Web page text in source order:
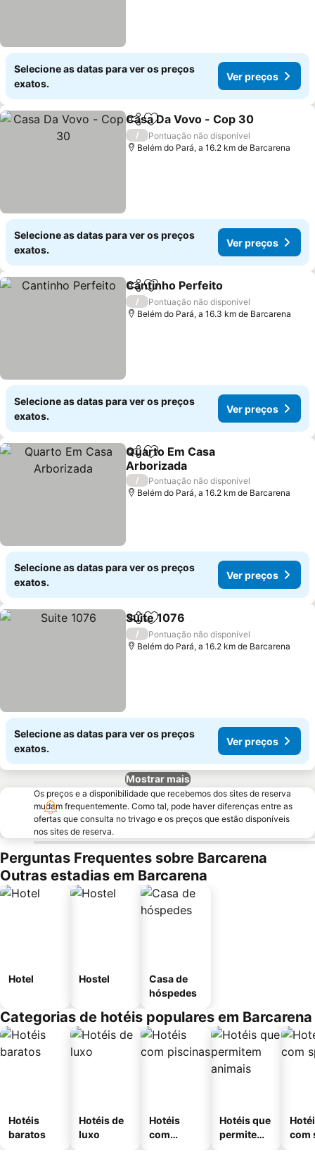
Selecione as datas para ver os preços
exatos.
Ver preços
PartilharAdicionar aos favoritos
Casa Da Vovo - Cop 30
/
Pontuação não disponível
Belém do Pará, a 16.2 km de Barcarena
Selecione as datas para ver os preços
exatos.
Ver preços
PartilharAdicionar aos favoritos
Cantinho Perfeito
/
Pontuação não disponível
Belém do Pará, a 16.3 km de Barcarena
Selecione as datas para ver os preços
exatos.
Ver preços
PartilharAdicionar aos favoritos
Quarto Em Casa
Arborizada
Ver preços
/
Pontuação não disponível
Belém do Pará, a 16.2 km de Barcarena
Selecione as datas para ver os preços
exatos.
Ver preços
PartilharAdicionar aos favoritos
Suite 1076
/
Pontuação não disponível
Belém do Pará, a 16.2 km de Barcarena
Selecione as datas para ver os preços
exatos.
Ver preços
Mostrar mais
Os preços e a disponibilidade que recebemos dos sites de reserva
mudam frequentemente. Como tal, pode haver diferenças entre as
ofertas que consulta no trivago e os preços que estão disponíveis
nos sites de reserva.
Perguntas Frequentes sobre Barcarena
Outras estadias em Barcarena
Hotel Hostel
Casa de
hóspedes
Categorias de hotéis populares em Barcarena
Hotéis
baratos
Hotéis de
luxo
Hotéis
com
Hotéis que
permitem
com